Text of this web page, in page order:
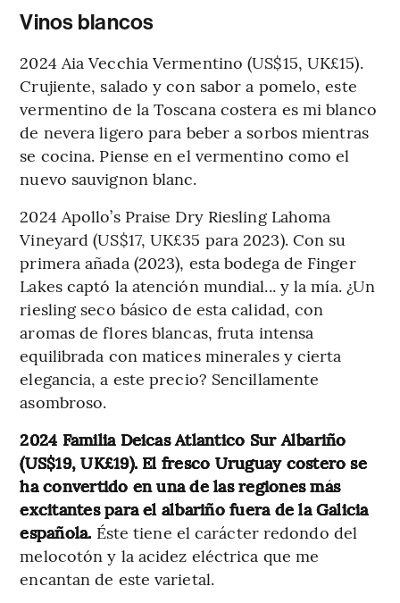
Vinos blancos
2024 Aia Vecchia Vermentino (US$15, UK£15).
Crujiente, salado y con sabor a pomelo, este
vermentino de la Toscana costera es mi blanco
de nevera ligero para beber a sorbos mientras
se cocina. Piense en el vermentino como el
nuevo sauvignon blanc.
2024 Apollo’s Praise Dry Riesling Lahoma
Vineyard (US$17, UK£35 para 2023). Con su
primera añada (2023), esta bodega de Finger
Lakes captó la atención mundial... y la mía. ¿Un
riesling seco básico de esta calidad, con
aromas de flores blancas, fruta intensa
equilibrada con matices minerales y cierta
elegancia, a este precio? Sencillamente
asombroso.
2024 Familia Deicas Atlantico Sur Albariño
(US$19, UK£19). El fresco Uruguay costero se
ha convertido en una de las regiones más
excitantes para el albariño fuera de la Galicia
española. Éste tiene el carácter redondo del
melocotón y la acidez eléctrica que me
encantan de este varietal.